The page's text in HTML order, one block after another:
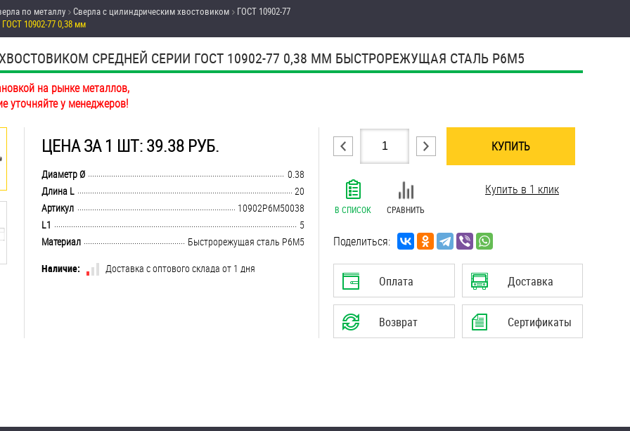
по металлу Сверла с цилиндрическим хвостовиком
ГОСТ 10902-77
10902-77 0,38 мм
СРЕДНЕЙ СЕРИИ ГОСТ 10902-77 0,38 ММ БЫСТРОРЕЖУЩАЯ СТАЛЬ Р6М5
на рынке металлов,
уточняйте у менеджеров!
ЦЕНА ЗА 1 ШТ: 39.38 РУБ.
........................................................................................................................................................................................................
Диаметр Ø
0.38
........................................................................................................................................................................................................
Длина L
20
........................................................................................................................................................................................................
Артикул
10902Р6М50038
........................................................................................................................................................................................................
L1
5
........................................................................................................................................................................................................
Материал
Быстрорежущая сталь Р6М5
Наличие:
Доставка с оптового склада от 1 дня
КУПИТЬ
В СПИСОК СРАВНИТЬ
Купить в 1 клик
Поделиться:
Оплата Доставка
Возврат Сертификаты